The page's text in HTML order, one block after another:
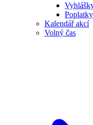
Poplatky
Kalendář akcí
Volný čas